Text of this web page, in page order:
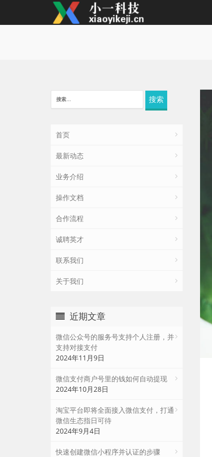
搜
索：
首页
最新动态
业务介绍
操作文档
合作流程
诚聘英才
联系我们
关于我们
近期文章
微信公众号的服务号支持个人注册，并
支持对接支付
2024年11月9日
微信支付商户号里的钱如何自动提现
2024年10月28日
淘宝平台即将全面接入微信支付，打通
微信生态指日可待
2024年9月4日
快速创建微信小程序并认证的步骤